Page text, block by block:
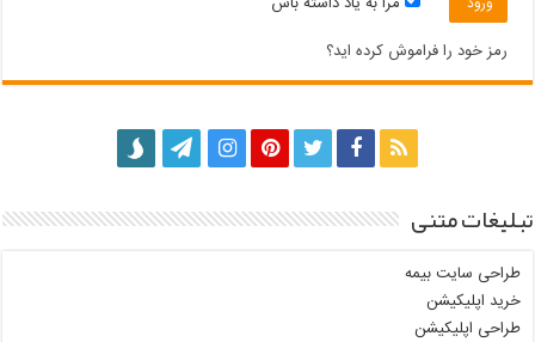
رمز خود را فراموش کرده اید؟
تبلیغات متنی
طراحی سایت بیمه
خرید اپلیکیشن
طراحی اپلیکیشن